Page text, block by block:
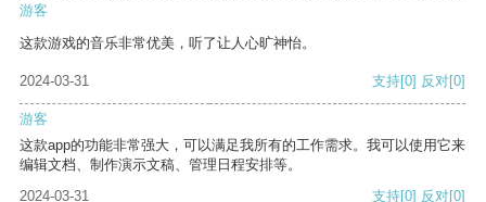
游客
这款游戏的音乐非常优美，听了让人心旷神怡。
2024-03-31 支持[0] 反对[0]
游客
这款app的功能非常强大，可以满足我所有的工作需求。我可以使用它来
编辑文档、制作演示文稿、管理日程安排等。
2024-03-31
支持[0] 反对[0]